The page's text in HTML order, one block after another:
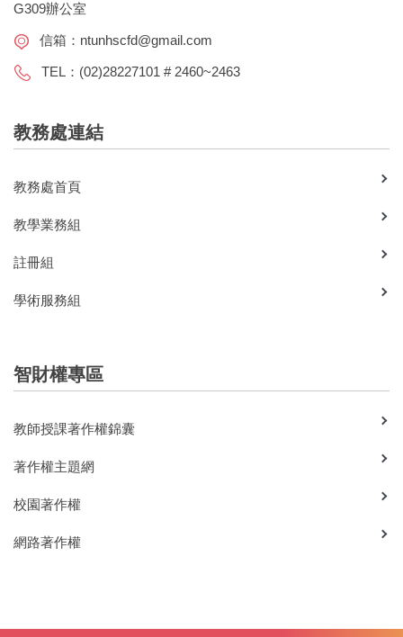
G309辦公室
信箱： ntunhscfd@gmail.com
TEL：(02)28227101 # 2460~2463
教務處連結
教務處首頁
教學業務組
註冊組
學術服務組
智財權專區
教師授課著作權錦囊
著作權主題網
校園著作權
網路著作權